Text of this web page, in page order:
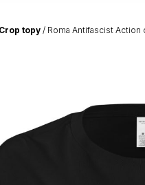
Crop topy / Roma Antifascist Action